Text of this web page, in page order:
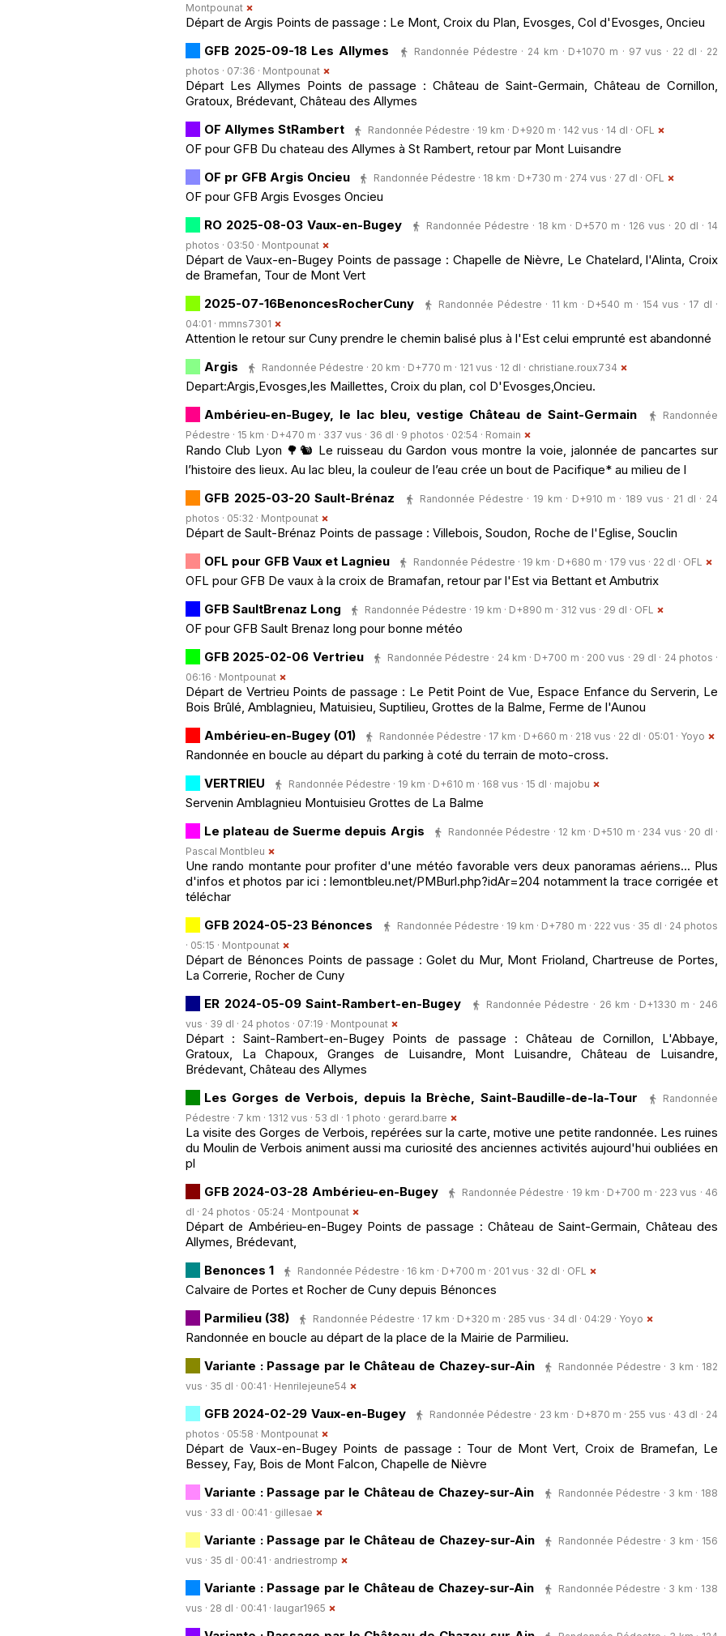
Montpounat
Départ de Argis Points de passage : Le Mont, Croix du Plan, Evosges, Col d'Evosges, Oncieu
GFB 2025-09-18 Les Allymes
Randonnée Pédestre · 24 km · D+1070 m · 97 vus · 22 dl · 22
photos · 07:36 · Montpounat
Départ Les Allymes Points de passage : Château de Saint-Germain, Château de Cornillon,
Gratoux, Brédevant, Château des Allymes
OF Allymes StRambert
Randonnée Pédestre · 19 km · D+920 m · 142 vus · 14 dl · OFL
OF pour GFB Du chateau des Allymes à St Rambert, retour par Mont Luisandre
OF pr GFB Argis Oncieu
Randonnée Pédestre · 18 km · D+730 m · 274 vus · 27 dl · OFL
OF pour GFB Argis Evosges Oncieu
RO 2025-08-03 Vaux-en-Bugey
Randonnée Pédestre · 18 km · D+570 m · 126 vus · 20 dl · 14
photos · 03:50 · Montpounat
Départ de Vaux-en-Bugey Points de passage : Chapelle de Nièvre, Le Chatelard, l'Alinta, Croix
de Bramefan, Tour de Mont Vert
2025-07-16BenoncesRocherCuny
Randonnée Pédestre · 11 km · D+540 m · 154 vus · 17 dl ·
04:01 · mmns7301
Attention le retour sur Cuny prendre le chemin balisé plus à l'Est celui emprunté est abandonné
Argis
Randonnée Pédestre · 20 km · D+770 m · 121 vus · 12 dl · christiane.roux734
Depart:Argis,Evosges,les Maillettes, Croix du plan, col D'Evosges,Oncieu.
Ambérieu-en-Bugey, le lac bleu, vestige Château de Saint-Germain
Randonnée
Pédestre · 15 km · D+470 m · 337 vus · 36 dl · 9 photos · 02:54 · Romain
Rando Club Lyon 🌳🐿️ Le ruisseau du Gardon vous montre la voie, jalonnée de pancartes sur
l’histoire des lieux. Au lac bleu, la couleur de l’eau crée un bout de Pacifique* au milieu de l
GFB 2025-03-20 Sault-Brénaz
Randonnée Pédestre · 19 km · D+910 m · 189 vus · 21 dl · 24
photos · 05:32 · Montpounat
Départ de Sault-Brénaz Points de passage : Villebois, Soudon, Roche de l'Eglise, Souclin
OFL pour GFB Vaux et Lagnieu
Randonnée Pédestre · 19 km · D+680 m · 179 vus · 22 dl · OFL
OFL pour GFB De vaux à la croix de Bramafan, retour par l'Est via Bettant et Ambutrix
GFB SaultBrenaz Long
Randonnée Pédestre · 19 km · D+890 m · 312 vus · 29 dl · OFL
OF pour GFB Sault Brenaz long pour bonne météo
GFB 2025-02-06 Vertrieu
Randonnée Pédestre · 24 km · D+700 m · 200 vus · 29 dl · 24 photos ·
06:16 · Montpounat
Départ de Vertrieu Points de passage : Le Petit Point de Vue, Espace Enfance du Serverin, Le
Bois Brûlé, Amblagnieu, Matuisieu, Suptilieu, Grottes de la Balme, Ferme de l'Aunou
Ambérieu-en-Bugey (01)
Randonnée Pédestre · 17 km · D+660 m · 218 vus · 22 dl · 05:01 · Yoyo
Randonnée en boucle au départ du parking à coté du terrain de moto-cross.
VERTRIEU
Randonnée Pédestre · 19 km · D+610 m · 168 vus · 15 dl · majobu
Servenin Amblagnieu Montuisieu Grottes de La Balme
Le plateau de Suerme depuis Argis
Randonnée Pédestre · 12 km · D+510 m · 234 vus · 20 dl ·
Pascal Montbleu
Une rando montante pour profiter d'une météo favorable vers deux panoramas aériens... Plus
d'infos et photos par ici : lemontbleu.net/PMBurl.php?idAr=204 notamment la trace corrigée et
téléchar
GFB 2024-05-23 Bénonces
Randonnée Pédestre · 19 km · D+780 m · 222 vus · 35 dl · 24 photos
· 05:15 · Montpounat
Départ de Bénonces Points de passage : Golet du Mur, Mont Frioland, Chartreuse de Portes,
La Correrie, Rocher de Cuny
ER 2024-05-09 Saint-Rambert-en-Bugey
Randonnée Pédestre · 26 km · D+1330 m · 246
vus · 39 dl · 24 photos · 07:19 · Montpounat
Départ : Saint-Rambert-en-Bugey Points de passage : Château de Cornillon, L'Abbaye,
Gratoux, La Chapoux, Granges de Luisandre, Mont Luisandre, Château de Luisandre,
Brédevant, Château des Allymes
Les Gorges de Verbois, depuis la Brèche, Saint-Baudille-de-la-Tour
Randonnée
Pédestre · 7 km · 1312 vus · 53 dl · 1 photo · gerard.barre
La visite des Gorges de Verbois, repérées sur la carte, motive une petite randonnée. Les ruines
du Moulin de Verbois animent aussi ma curiosité des anciennes activités aujourd'hui oubliées en
pl
GFB 2024-03-28 Ambérieu-en-Bugey
Randonnée Pédestre · 19 km · D+700 m · 223 vus · 46
dl · 24 photos · 05:24 · Montpounat
Départ de Ambérieu-en-Bugey Points de passage : Château de Saint-Germain, Château des
Allymes, Brédevant,
Benonces 1
Randonnée Pédestre · 16 km · D+700 m · 201 vus · 32 dl · OFL
Calvaire de Portes et Rocher de Cuny depuis Bénonces
Parmilieu (38)
Randonnée Pédestre · 17 km · D+320 m · 285 vus · 34 dl · 04:29 · Yoyo
Randonnée en boucle au départ de la place de la Mairie de Parmilieu.
Variante : Passage par le Château de Chazey-sur-Ain
Randonnée Pédestre · 3 km · 182
vus · 35 dl · 00:41 · Henrilejeune54
GFB 2024-02-29 Vaux-en-Bugey
Randonnée Pédestre · 23 km · D+870 m · 255 vus · 43 dl · 24
photos · 05:58 · Montpounat
Départ de Vaux-en-Bugey Points de passage : Tour de Mont Vert, Croix de Bramefan, Le
Bessey, Fay, Bois de Mont Falcon, Chapelle de Nièvre
Variante : Passage par le Château de Chazey-sur-Ain
Randonnée Pédestre · 3 km · 188
vus · 33 dl · 00:41 · gillesae
Variante : Passage par le Château de Chazey-sur-Ain
Randonnée Pédestre · 3 km · 156
vus · 35 dl · 00:41 · andriestromp
Variante : Passage par le Château de Chazey-sur-Ain
Randonnée Pédestre · 3 km · 138
vus · 28 dl · 00:41 · laugar1965